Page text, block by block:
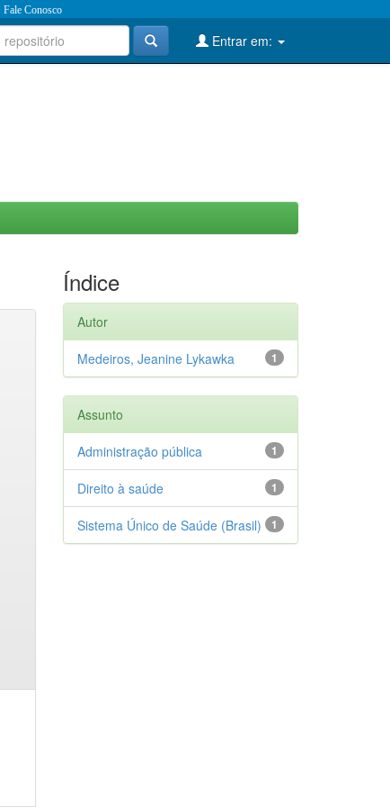
Fale Conosco
Entrar em:
Índice
Autor
1
Medeiros, Jeanine Lykawka
Assunto
1
Administração pública
1
Direito à saúde
1
Sistema Único de Saúde (Brasil)